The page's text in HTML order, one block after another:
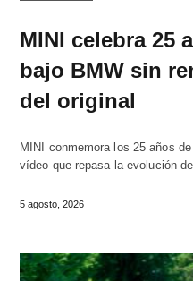
MINI celebra 25
bajo BMW sin
del original
MINI conmemora los 25 años
vídeo que repasa la evolución
5 agosto, 2026